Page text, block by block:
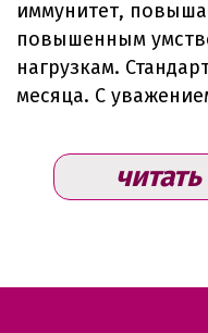
иммунитет,
повышенным
нагрузкам.
месяца. С